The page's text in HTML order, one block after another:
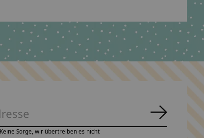
Keine Sorge, wir übertreiben es nicht